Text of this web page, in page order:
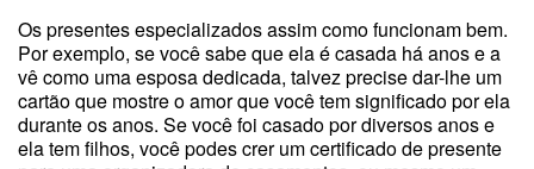
Os presentes especializados assim como funcionam bem.
Por exemplo, se você sabe que ela é casada há anos e a
vê como uma esposa dedicada, talvez precise dar-lhe um
cartão que mostre o amor que você tem significado por ela
durante os anos. Se você foi casado por diversos anos e
ela tem filhos, você podes crer um certificado de presente